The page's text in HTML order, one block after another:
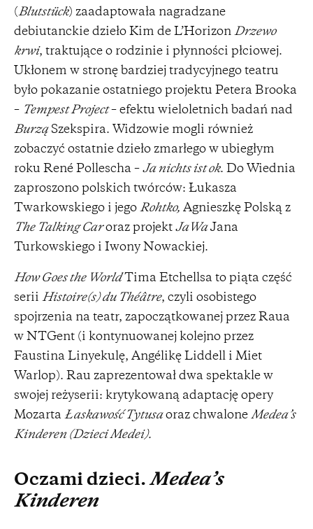
(Blutstück) zaadaptowała nagradzane
debiutanckie dzieło Kim de L’Horizon Drzewo
krwi, traktujące o rodzinie i płynności płciowej.
Ukłonem w stronę bardziej tradycyjnego teatru
było pokazanie ostatniego projektu Petera Brooka
– Tempest Project– efektu wieloletnich badań nad
BurząSzekspira. Widzowie mogli również
zobaczyć ostatnie dzieło zmarłego w ubiegłym
roku René Pollescha – Ja nichts ist ok. Do Wiednia
zaproszono polskich twórców: Łukasza
Twarkowskiego i jego Rohtko, Agnieszkę Polską z
The Talking Caroraz projekt JaWaJana
Turkowskiego i Iwony Nowackiej.
How Goes the WorldTima Etchellsa to piąta część
serii Histoire(s) du Théâtre, czyli osobistego
spojrzenia na teatr, zapoczątkowanej przez Raua
w NTGent (i kontynuowanej kolejno przez
Faustina Linyekulę, Angélikę Liddell i Miet
Warlop). Rau zaprezentował dwa spektakle w
swojej reżyserii: krytykowaną adaptację opery
Mozarta Łaskawość Tytusaoraz chwalone Medea’s
Kinderen (Dzieci Medei).
Oczami dzieci.Medea’s
Kinderen